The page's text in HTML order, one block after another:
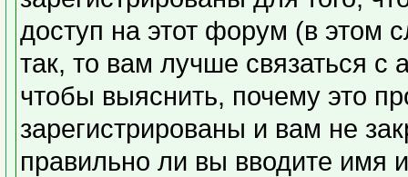
доступ на этот форум (в этом
так, то вам лучше связаться
чтобы выяснить, почему это
зарегистрированы и вам не
правильно ли вы вводите